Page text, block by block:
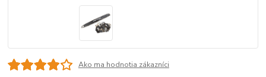
Ako ma hodnotia zákazníci